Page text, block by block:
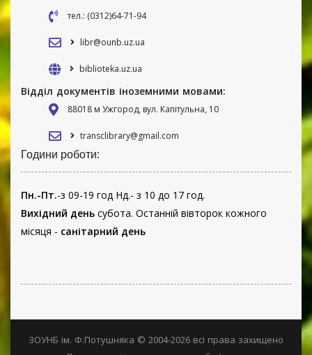
тел.: (0312)64-71-94
libr@ounb.uz.ua
biblioteka.uz.ua
Відділ документів іноземними мовами:
88018 м Ужгород, вул. Капітульна, 10
transclibrary@gmail.com
Години роботи:
Пн.-Пт.-з 09-19 год Нд.- з 10 до 17 год.
Вихідний день субота. Останній вівторок кожного
місяця - санітарний день
ЗОУНБ ім. Ф.Потушняка © 2004-2026 всі права захищено